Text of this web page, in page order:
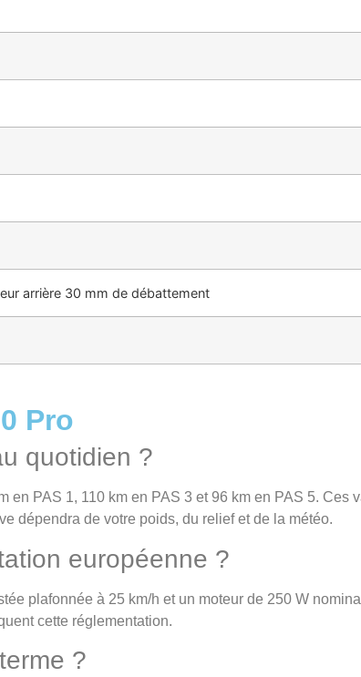
arrière 30 mm de débattement
Pro
quotidien ?
en PAS 1, 110 km en PAS 3 et 96 km en PAS 5. Ces
dépendra de votre poids, du relief et de la météo.
européenne ?
plafonnée à 25 km/h et un moteur de 250 W
cette réglementation.
?